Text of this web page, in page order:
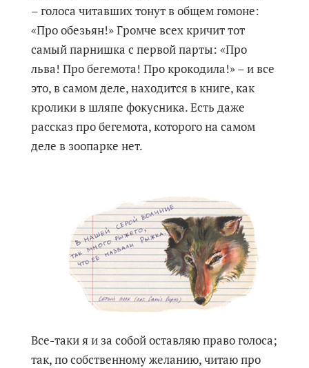
– голоса читавших тонут в общем гомоне:
«Про обезьян!» Громче всех кричит тот
самый парнишка с первой парты: «Про
льва! Про бегемота! Про крокодила!» – и все
это, в самом деле, находится в книге, как
кролики в шляпе фокусника. Есть даже
рассказ про бегемота, которого на самом
деле в зоопарке нет.
Все-таки я и за собой оставляю право голоса;
так, по собственному желанию, читаю про